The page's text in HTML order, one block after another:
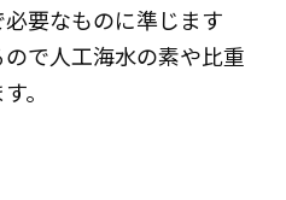
要なものに準じます
で人工海水の素や比重
。